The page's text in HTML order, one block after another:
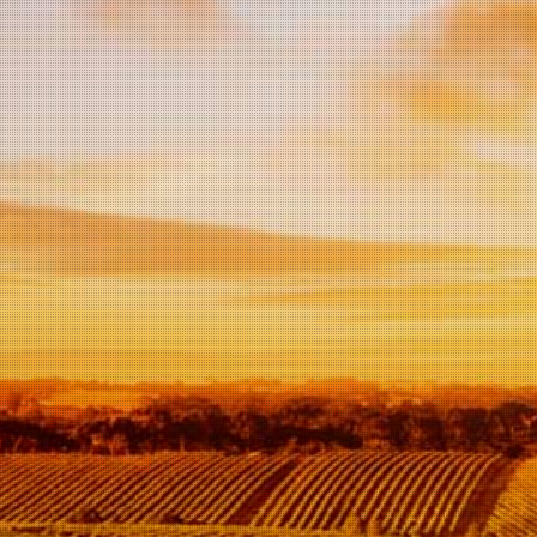
In
winkelwagen
De dessertwijn, Garnatxa
Amber, van Mas Llunes is
vervaardigd uit de
grenache druif. Met drie
jaar houtrijping op frans
eiken vaten krijgt deze
dessertwijn zijn smaak.
Deze bijzondere lekkere
dessertwijn heeft een
rijkelijke mooie geur van